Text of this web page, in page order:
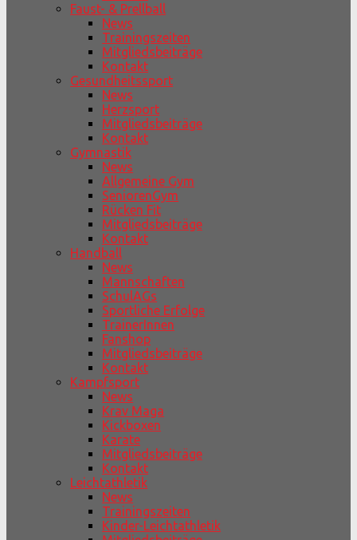
Faust- & Prellball
News
Trainingszeiten
Mitgliedsbeiträge
Kontakt
Gesundheitssport
News
Herzsport
Mitgliedsbeiträge
Kontakt
Gymnastik
News
Allgemeine Gym
SeniorenGym
Rücken Fit
Mitgliedsbeiträge
Kontakt
Handball
News
Mannschaften
SchulAGs
Sportliche Erfolge
TrainerInnen
Fanshop
Mitgliedsbeiträge
Kontakt
Kampfsport
News
Krav Maga
Kickboxen
Karate
Mitgliedsbeiträge
Kontakt
Leichtathletik
News
Trainingszeiten
Kinder-Leichtathletik